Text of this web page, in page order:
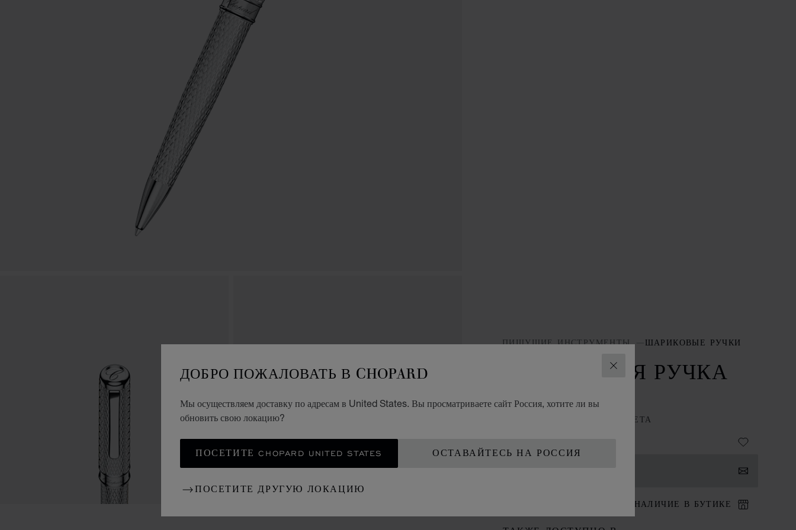
ЗАКРЫТЬ
ДОБРО ПОЖАЛОВАТЬ В CHOPARD
Мы осуществляем доставку по адресам в United States. Вы просматриваете сайт Россия, хотите ли вы
обновить свою локацию?
ПОСЕТИТЕ CHOPARD UNITED STATES ОСТАВАЙТЕСЬ НА РОССИЯ
ПОСЕТИТЕ ДРУГУЮ ЛОКАЦИЮ
ПИШУЩИЕ ИНСТРУМЕНТЫ ШАРИКОВЫЕ РУЧКИ
ШАРИКОВАЯ РУЧКА
CLASSIC
МЕТАЛЛ СЕРЕБРИСТОГО ЦВЕТА
НАЛИЧИЕ В БУТИКЕ